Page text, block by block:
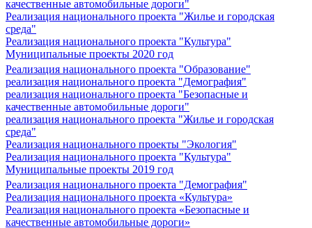
качественные автомобильные дороги"
Реализация национального проекта "Жилье и городская
среда"
Реализация национального проекта "Культура"
Муниципальные проекты 2020 год
Реализация национального проекта "Образование"
реализация национального проекта "Демография"
реализация национального проекта "Безопасные и
качественные автомобильные дороги"
реализация национального проекта "Жилье и городская
среда"
Реализация национального проекты "Экология"
Реализация национального проекта "Культура"
Муниципальные проекты 2019 год
Реализация национального проекта "Демография"
Реализация национального проекта «Культура»
Реализация национального проекта «Безопасные и
качественные автомобильные дороги»